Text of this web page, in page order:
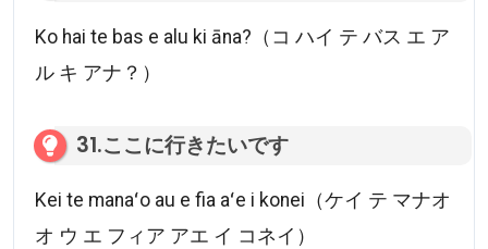
Ko hai te bas e alu ki āna?（コ ハイ テ バス エ ア
ル キ アナ？）
31.ここに行きたいです
Kei te manaʻo au e fia aʻe i konei（ケイ テ マナオ
オ ウ エ フィア アエ イ コネイ）